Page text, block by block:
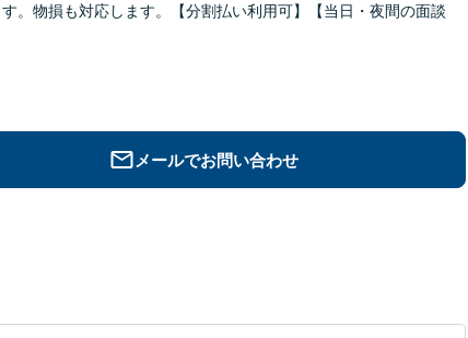
。物損も対応します。【分割払い利用可】【当日・夜間の面談
メールでお問い合わせ